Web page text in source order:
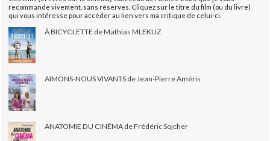
recommande vivement, sans réserves. Cliquez sur le titre du film (ou du livre)
qui vous intéresse pour accéder au lien vers ma critique de celui-ci.
À BICYCLETTE de Mathias MLEKUZ
AIMONS-NOUS VIVANTS de Jean-Pierre Améris
ANATOMIE DU CINÉMA de Frédéric Sojcher